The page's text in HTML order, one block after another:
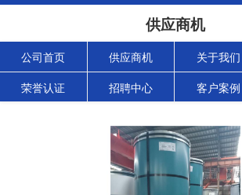
供应商机
公司首页 供应商机 关于我们
荣誉认证 招聘中心 客户案例